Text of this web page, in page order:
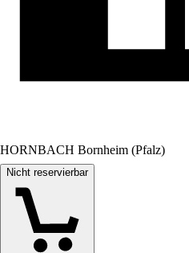
HORNBACH Bornheim (Pfalz)
Nicht reservierbar